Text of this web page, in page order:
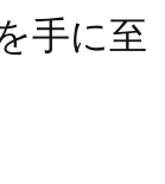
手に至